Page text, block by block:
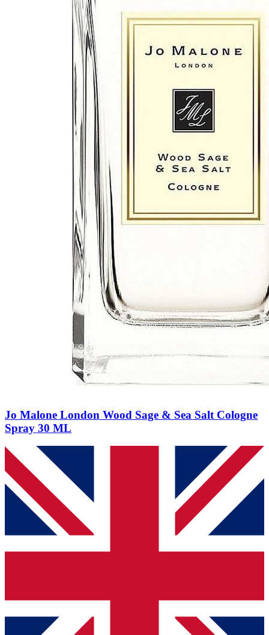
Jo Malone London Wood Sage & Sea Salt Cologne
Spray 30 ML